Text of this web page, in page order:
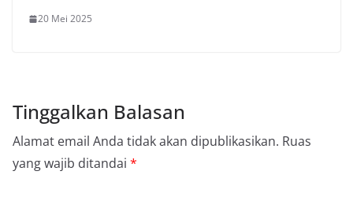
20 Mei 2025
Tinggalkan Balasan
Alamat email Anda tidak akan dipublikasikan. Ruas
yang wajib ditandai *